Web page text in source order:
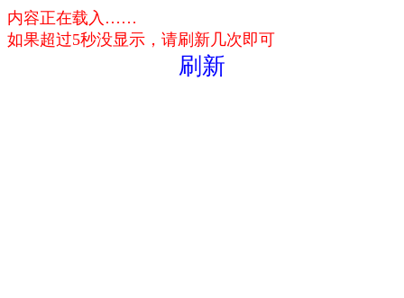
内容正在载入……
如果超过5秒没显示，请刷新几次即可
刷新